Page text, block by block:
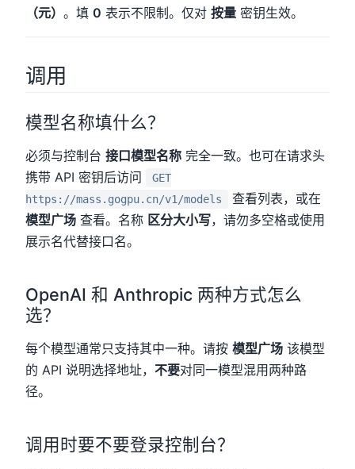
（元） 。填 0 表示不限制。仅对 按量 密钥生效。
调用
模型名称填什么？
必须与控制台 接口模型名称 完全一致。也可在请求头
携带 API 密钥后访问
GET
https://mass.gogpu.cn/v1/models
查看列表，或在
模型广场 查看。名称 区分大小写，请勿多空格或使用
展示名代替接口名。
OpenAI 和 Anthropic 两种方式怎么
选？
每个模型通常只支持其中一种。请按 模型广场 该模型
的 API 说明选择地址， 不要对同一模型混用两种路
径。
调用时要不要登录控制台？